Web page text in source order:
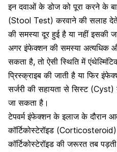
इन दवाओं के डोज को पूरा करने के
(Stool Test) करवाने की सलाह
की समस्या दूर हुई है या नहीं इसकी
अगर इंफेक्शन की समस्या अत्यधिक
सकता है, तो ऐसी स्थिति में
प्रिस्क्राइब की जाती है या फिर
सर्जरी की सहायता सेसिस्ट(Cyst)
जा सकता है।
टेपवर्म इंफेक्शन के इलाज के दौरान
कॉर्टिकोस्टेरॉइड (Corticosteroid)
कॉर्टिकोस्टेरॉइड की जरूरत तब